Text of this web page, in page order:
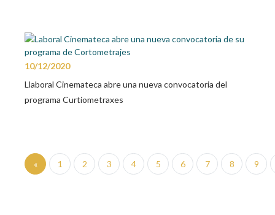
10/12/2020
Llaboral Cinemateca abre una nueva convocatoria del
programa Curtiometraxes
« 1 2 3 4 5 6 7 8 9